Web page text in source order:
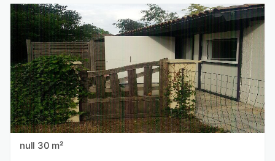
null 30 m²